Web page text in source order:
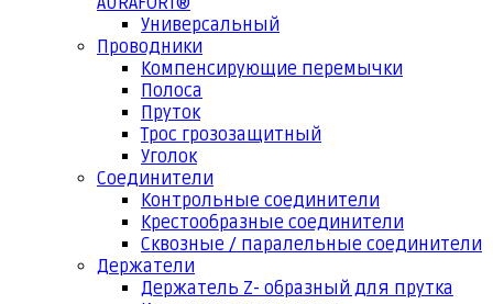
Универсальный
Проводники
Компенсирующие перемычки
Полоса
Пруток
Трос грозозащитный
Уголок
Соединители
Контрольные соединители
Крестообразные соединители
Сквозные / паралельные соединители
Держатели
Держатель Z- образный для прутка